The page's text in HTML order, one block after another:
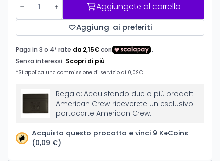
Aggiungete al carrello
Aggiungi ai preferiti
Regalo: Acquistando due o più prodotti
American Crew, riceverete un esclusivo
portacarte American Crew.
Acquista questo prodotto e vinci 9 KeCoins
(0,09 €)